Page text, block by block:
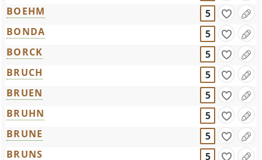
BOEHM
5
BONDA
5
BORCK
5
BRUCH
5
BRUEN
5
BRUHN
5
BRUNE
5
BRUNS
5